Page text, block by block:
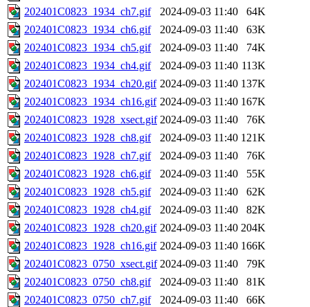
202401C0823_1934_ch7.gif
2024-09-03 11:40
64K
202401C0823_1934_ch6.gif
2024-09-03 11:40
63K
202401C0823_1934_ch5.gif
2024-09-03 11:40
74K
202401C0823_1934_ch4.gif
2024-09-03 11:40 113K
202401C0823_1934_ch20.gif 2024-09-03 11:40 137K
202401C0823_1934_ch16.gif 2024-09-03 11:40 167K
202401C0823_1928_xsect.gif 2024-09-03 11:40
76K
202401C0823_1928_ch8.gif
2024-09-03 11:40 121K
202401C0823_1928_ch7.gif
2024-09-03 11:40
76K
202401C0823_1928_ch6.gif
2024-09-03 11:40
55K
202401C0823_1928_ch5.gif
2024-09-03 11:40
62K
202401C0823_1928_ch4.gif
2024-09-03 11:40
82K
202401C0823_1928_ch20.gif 2024-09-03 11:40 204K
202401C0823_1928_ch16.gif 2024-09-03 11:40 166K
202401C0823_0750_xsect.gif 2024-09-03 11:40
79K
202401C0823_0750_ch8.gif
2024-09-03 11:40
81K
202401C0823_0750_ch7.gif
2024-09-03 11:40
66K